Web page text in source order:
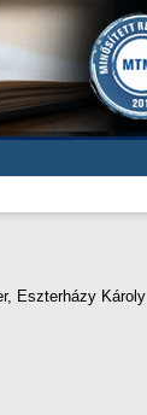
Eszterházy Károly